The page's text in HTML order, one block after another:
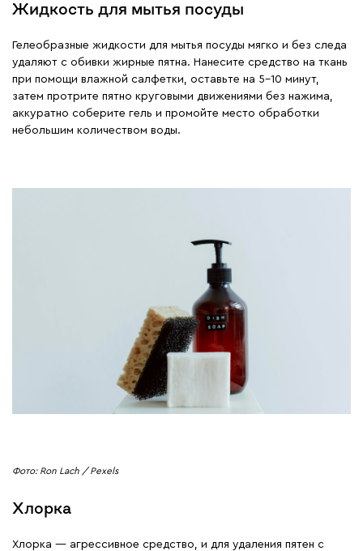
Жидкость для мытья посуды
Гелеобразные жидкости для мытья посуды мягко и без следа
удаляют с обивки жирные пятна. Нанесите средство на ткань
при помощи влажной салфетки, оставьте на 5–10 минут,
затем протрите пятно круговыми движениями без нажима,
аккуратно соберите гель и промойте место обработки
небольшим количеством воды.
Фото: Ron Lach / Pexels
Хлорка
Хлорка — агрессивное средство, и для удаления пятен с